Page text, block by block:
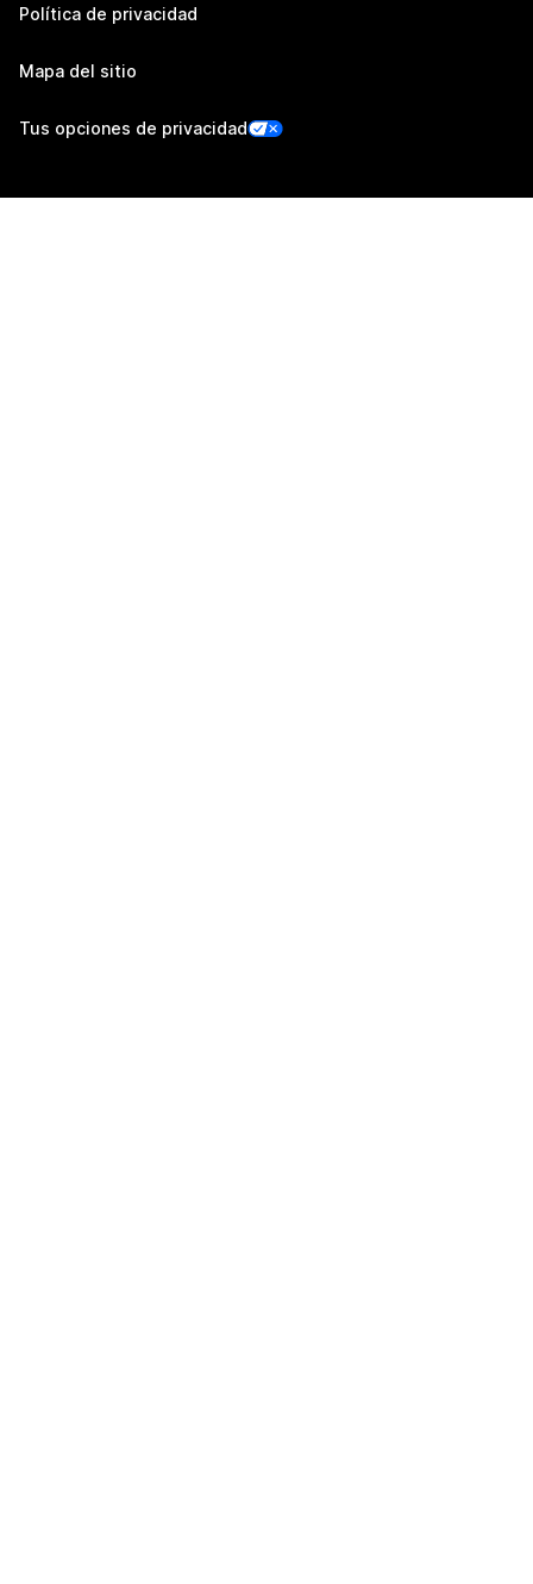
Política de privacidad
Mapa del sitio
Tus opciones de privacidad